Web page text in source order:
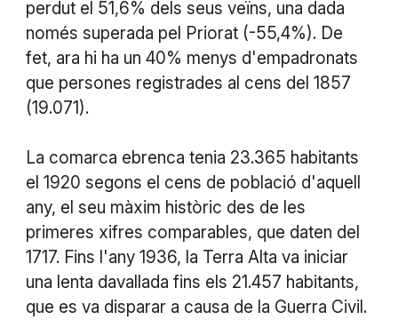
perdut el 51,6% dels seus veïns, una dada
només superada pel Priorat (-55,4%). De
fet, ara hi ha un 40% menys d'empadronats
que persones registrades al cens del 1857
(19.071).
La comarca ebrenca tenia 23.365 habitants
el 1920 segons el cens de població d'aquell
any, el seu màxim històric des de les
primeres xifres comparables, que daten del
1717. Fins l'any 1936, la Terra Alta va iniciar
una lenta davallada fins els 21.457 habitants,
que es va disparar a causa de la Guerra Civil.